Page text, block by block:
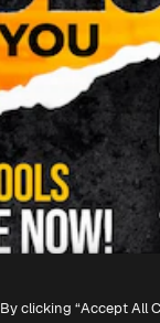
By clicking “Accept All